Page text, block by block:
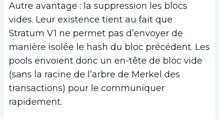
Autre avantage : la suppression les blocs
vides. Leur existence tient au fait que
Stratum V1 ne permet pas d’envoyer de
manière isolée le hash du bloc précédent. Les
pools envoient donc un en-tête de bloc vide
(sans la racine de l’arbre de Merkel des
transactions) pour le communiquer
rapidement.